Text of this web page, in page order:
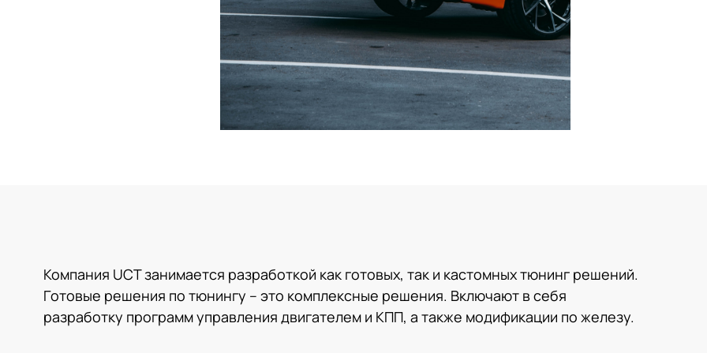
Обвесы ZEEKR & LI 7/9
Компания UCT занимается разработкой как готовых, так и кастомных тюнинг решений.
Готовые решения по тюнингу – это комплексные решения. Включают в себя
разработку программ управления двигателем и КПП, а также модификации по железу.